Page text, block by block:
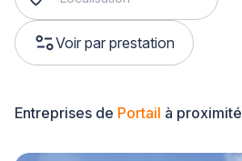
Voir par prestation
Entreprises de Portail à proximité